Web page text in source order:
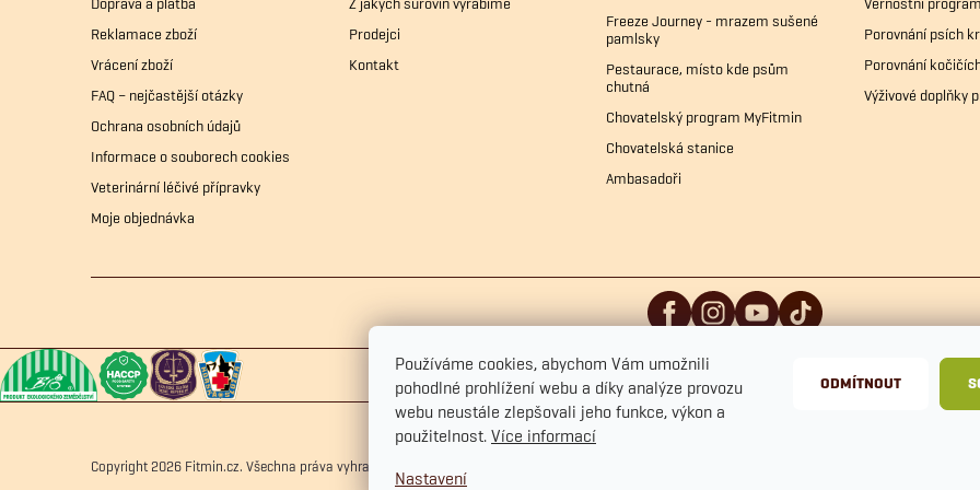
Používáme cookies, abychom Vám umožnili
pohodlné prohlížení webu a díky analýze provozu
webu neustále zlepšovali jeho funkce, výkon a
použitelnost. Více informací
Nastavení
ODMÍTNOUT
Reklamace zboží
Vrácení zboží
FAQ – nejčastější otázky
Ochrana osobních údajů
Informace o souborech cookies
Veterinární léčivé přípravky
Moje objednávka
Prodejci
Kontakt
Freeze Journey - mrazem sušené
pamlsky
Pestaurace, místo kde psům
chutná
Chovatelský program MyFitmin
Chovatelská stanice
Ambasadoři
Porovnání psích
Porovnání
Výživové doplňky
Copyright 2026 Fitmin.cz. Všechna práva vyhrazena.